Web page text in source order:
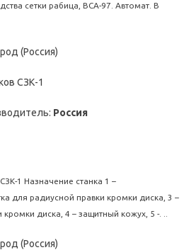
сетки рабица, ВСА-97. Автомат. В
(Россия)
СЗК-1
Россия
1 Назначение станка 1 –
для радиусной правки кромки диска, 3 –
диска, 4 – защитный кожух, 5 -. ..
(Россия)